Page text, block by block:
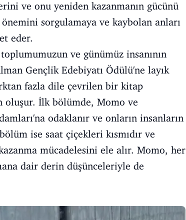
ve onu yeniden kazanmanın gücünü
önemini sorgulamaya ve kaybolan anları
eder.
ve günümüz insanının
Gençlik Edebiyatı Ödülü'ne layık
fazla dile çevrilen bir kitap
oluşur. İlk bölümde, Momo ve
odaklanır ve onların insanların
ise saat çiçekleri kısmıdır ve
mücadelesini ele alır. Momo, her
dair derin düşünceleriyle de